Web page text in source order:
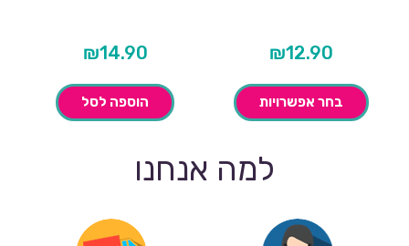
₪12.90
בחר אפשרויות
₪14.90
הוספה לסל
למה אנחנו